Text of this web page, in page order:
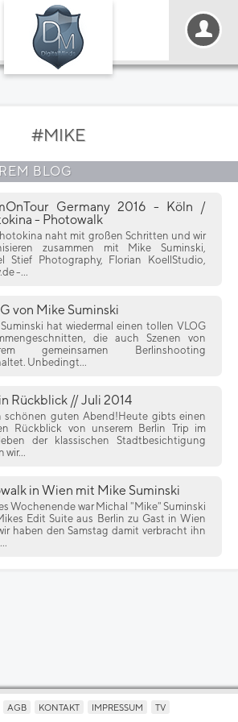
#MIKE
BLOG
Germany 2016 - Köln /
- Photowalk
naht mit großen Schritten und wir
zusammen mit Mike Suminski,
Stief Photography, Florian KoellStudio,
-...
von Mike Suminski
hat wiedermal einen tollen VLOG
die auch Szenen von
gemeinsamen Berlinshooting
Unbedingt...
Rückblick // Juli 2014
schönen guten Abend!Heute gibts einen
Rückblick von unserem Berlin Trip im
der klassischen Stadtbesichtigung
wir...
in Wien mit Mike Suminski
Wochenende war Michal "Mike" Suminski
Edit Suite aus Berlin zu Gast in Wien
haben den Samstag damit verbracht ihn
AGB KONTAKT IMPRESSUM TV